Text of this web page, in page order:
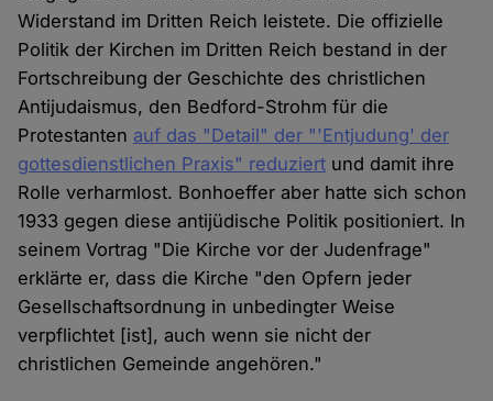
Widerstand im Dritten Reich leistete. Die offizielle
Politik der Kirchen im Dritten Reich bestand in der
Fortschreibung der Geschichte des christlichen
Antijudaismus, den Bedford-Strohm für die
Protestanten auf das "Detail" der "'Entjudung' der
gottesdienstlichen Praxis" reduziert und damit ihre
Rolle verharmlost. Bonhoeffer aber hatte sich schon
1933 gegen diese antijüdische Politik positioniert. In
seinem Vortrag "Die Kirche vor der Judenfrage"
erklärte er, dass die Kirche "den Opfern jeder
Gesellschaftsordnung in unbedingter Weise
verpflichtet [ist], auch wenn sie nicht der
christlichen Gemeinde angehören."